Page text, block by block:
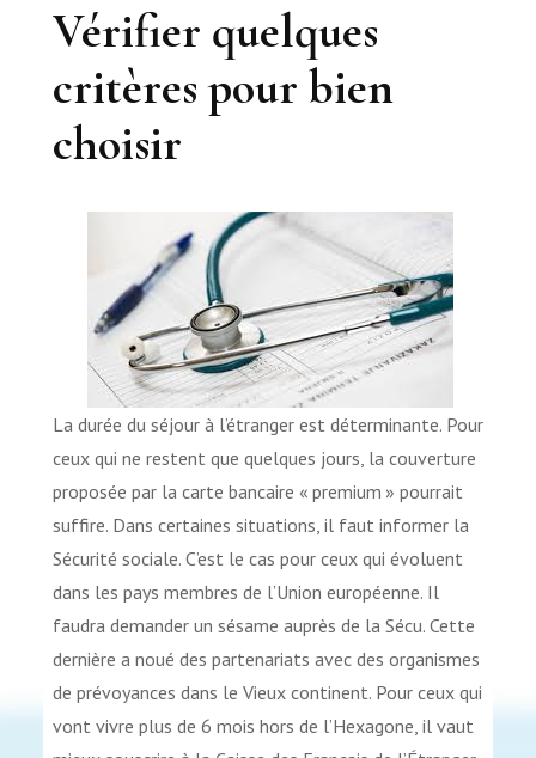
Vérifier quelques
critères pour bien
choisir
La durée du séjour à l’étranger est déterminante. Pour
ceux qui ne restent que quelques jours, la couverture
proposée par la carte bancaire « premium » pourrait
suffire. Dans certaines situations, il faut informer la
Sécurité sociale. C’est le cas pour ceux qui évoluent
dans les pays membres de l’Union européenne. Il
faudra demander un sésame auprès de la Sécu. Cette
dernière a noué des partenariats avec des organismes
de prévoyances dans le Vieux continent. Pour ceux qui
vont vivre plus de 6 mois hors de l’Hexagone, il vaut